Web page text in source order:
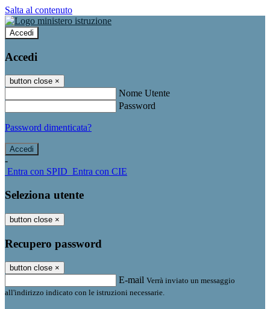
Salta al contenuto
Accedi
Accedi
button close ×
Nome Utente
Password
Password dimenticata?
-
Entra con SPID Entra con CIE
Seleziona utente
button close ×
Recupero password
button close ×
E-mail Verrà inviato un messaggio
all'indirizzo indicato con le istruzioni necessarie.